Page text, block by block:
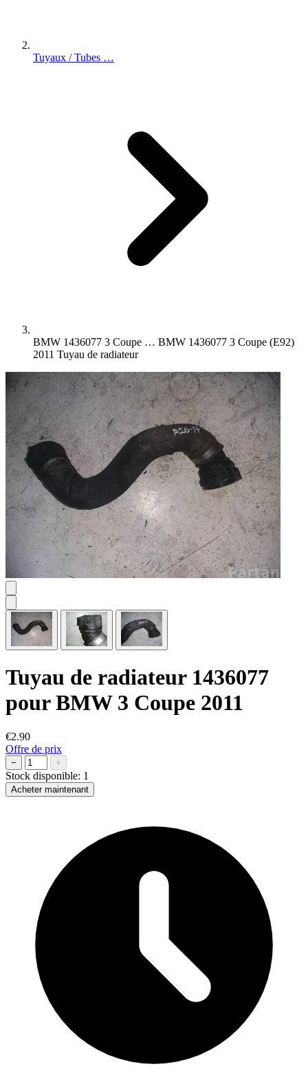
Tuyaux / Tubes …
BMW 1436077 3 Coupe … BMW 1436077 3 Coupe (E92)
2011 Tuyau de radiateur
Tuyau de radiateur 1436077
pour BMW 3 Coupe 2011
€2.90
Offre de prix
− +
Stock disponible: 1
Acheter maintenant